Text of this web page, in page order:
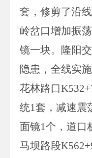
套，修剪了沿
岭岔口增加振
镜一块。隆阳
隐患，全线实
花林路口
统1套，减速震
面镜1个，道口
马坝路段